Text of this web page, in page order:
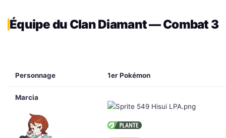
Équipe du Clan Diamant — Combat 3
Personnage 1er Pokémon
Marcia